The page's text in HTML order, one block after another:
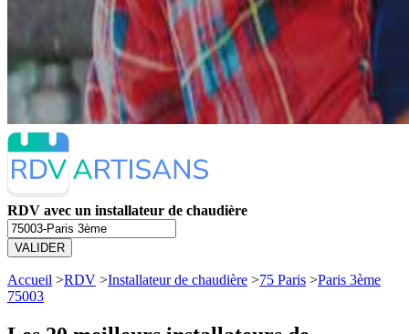
RDV avec un installateur de chaudière
VALIDER
Accueil >RDV >Installateur de chaudière >75 Paris >Paris 3ème
75003